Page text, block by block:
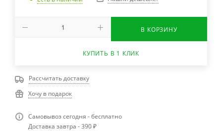
В КОРЗИНУ
КУПИТЬ В 1 КЛИК
Рассчитать доставку
Хочу в подарок
Самовывоз сегодня - бесплатно
Доставка завтра - 390 ₽